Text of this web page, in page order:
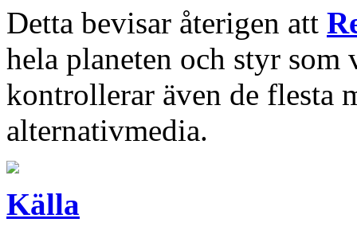
Detta bevisar återigen att
hela planeten och styr
kontrollerar även de flesta
alternativmedia.
Källa